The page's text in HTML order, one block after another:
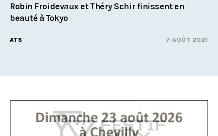
Robin Froidevaux et Théry Schir finissent en
beauté à Tokyo
ATS 7 AOÛT 2021